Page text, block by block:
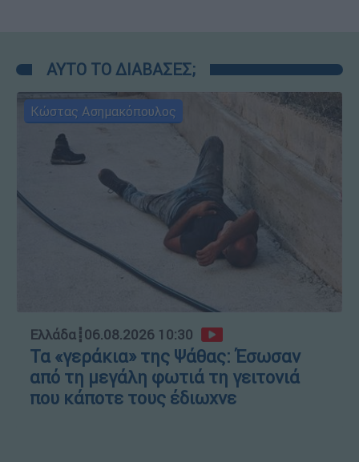
ΑΥΤΟ ΤΟ ΔΙΑΒΑΣΕΣ;
Κώστας Ασημακόπουλος
Ελλάδα┋06.08.2026 10:30
Τα «γεράκια» της Ψάθας: Έσωσαν
από τη μεγάλη φωτιά τη γειτονιά
που κάποτε τους έδιωχνε